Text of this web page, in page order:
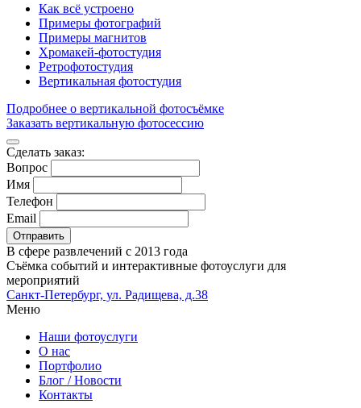
Как всё устроено
Примеры фотографий
Примеры магнитов
Хромакей-фотостудия
Ретрофотостудия
Вертикальная фотостудия
Подробнее о вертикальной фотосъёмке
Заказать вертикальную фотосессию
Сделать заказ:
Вопрос
Имя
Телефон
Email
В сфере развлечений с 2013 года
Съёмка событий и интерактивные фотоуслуги для
мероприятий
Санкт-Петербург, ул. Радищева, д.38
Меню
Наши фотоуслуги
О нас
Портфолио
Блог / Новости
Контакты